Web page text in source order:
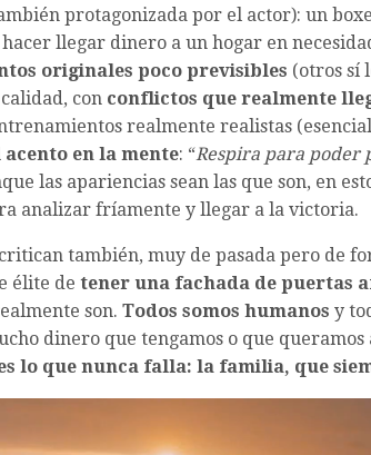
protagonizada por el actor): un
llegar dinero a un hogar en
originales poco previsibles (otros sí
con conflictos que realmente
realmente realistas
acento en la mente: “Respira para poder
las apariencias sean las que son, en
analizar fríamente y llegar a la victoria.
también, muy de pasada pero de
élite de tener una fachada de puertas
son. Todos somos humanos y
dinero que tengamos o que
lo que nunca falla: la familia, que